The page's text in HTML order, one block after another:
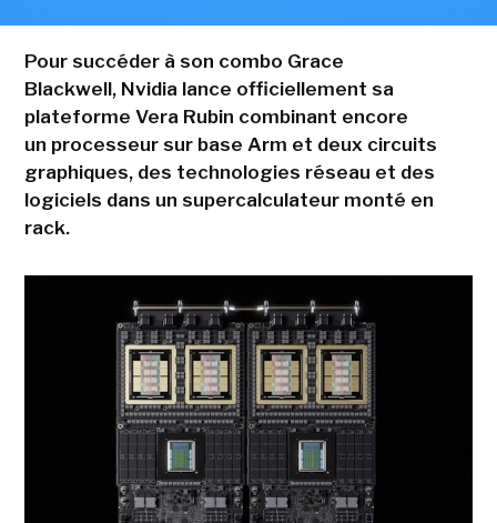
Pour succéder à son combo Grace
Blackwell, Nvidia lance officiellement sa
plateforme Vera Rubin combinant encore
un processeur sur base Arm et deux circuits
graphiques, des technologies réseau et des
logiciels dans un supercalculateur monté en
rack.